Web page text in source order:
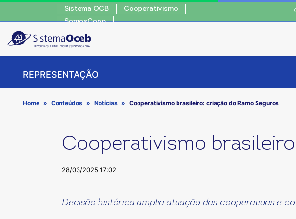
Sistema OCB
Cooperativismo
SomosCoop
REPRESENTAÇÃO
Home Conteúdos Notícias Cooperativismo brasileiro: criação do Ramo Seguros
Cooperativismo
28/03/2025 17:02
Decisão histórica amplia atuação das cooperativas e